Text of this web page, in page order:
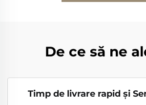
De ce să ne
Timp de livrare rapid și